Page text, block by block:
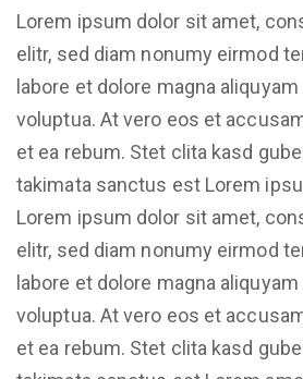
Lorem ipsum dolor sit amet,
elitr, sed diam nonumy eirmod
labore et dolore magna
voluptua. At vero eos et
et ea rebum. Stet clita kasd
takimata sanctus est Lorem
Lorem ipsum dolor sit amet,
elitr, sed diam nonumy eirmod
labore et dolore magna
voluptua. At vero eos et
et ea rebum. Stet clita kasd